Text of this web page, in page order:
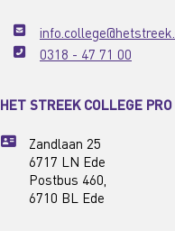
0318 - 47 71 00
HET STREEK COLLEGE PRO
Zandlaan 25
6717 LN Ede
Postbus 460,
6710 BL Ede